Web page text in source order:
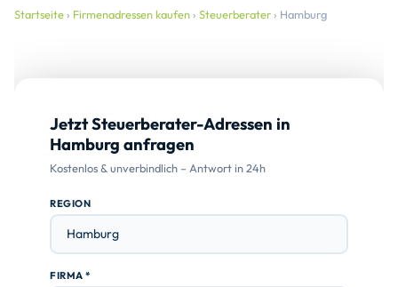
Startseite › Firmenadressen kaufen › Steuerberater › Hamburg
Jetzt Steuerberater-Adressen in
Hamburg anfragen
Kostenlos & unverbindlich – Antwort in 24h
REGION
FIRMA *